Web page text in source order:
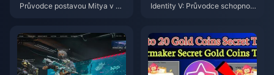
Průvodce postavou Mitya v Ge
Identity V: Průvodce schopnost